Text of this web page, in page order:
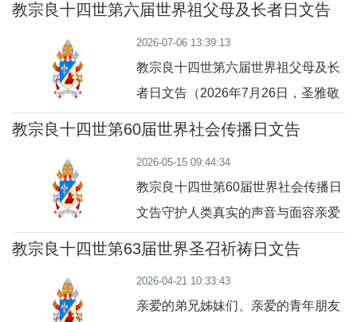
教宗良十四世第六届世界祖父母及长者日文告
2026-07-06 13:39:13
教宗良十四世第六届世界祖父母及长
者日文告（2026年7月26日，圣雅敬
及圣安纳庆日）“我永远不会忘掉
弟兄姊妹们：上主借着依撒意亚先知
的口，许诺祂永远都不会忘掉我们任
何一个人。祂向我们保证，祂已将我
们的面容刻在祂的掌心上（参阅：依
对子女的爱更为
教宗良十四世第60届世界社会传播日文告
2026-05-15 09:44:34
教宗良十四世第60届世界社会传播日
文告守护人类真实的声音与面容亲爱
的弟兄姊妹们：面容和声音是每个人
一无二的身份，也构成每一次人与人
相遇的要素。古人深谙其道。因此，
教宗良十四世第63届世界圣召祈祷日文告
2026-04-21 10:33:43
亲爱的弟兄姊妹们、亲爱的青年朋友